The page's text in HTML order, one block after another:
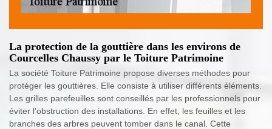
La protection de la gouttière dans les environs de
Courcelles Chaussy par le Toiture Patrimoine
La société Toiture Patrimoine propose diverses méthodes pour
protéger les gouttières. Elle consiste à utiliser différents éléments.
Les grilles parefeuilles sont conseillés par les professionnels pour
éviter l’obstruction des installations. En effet, les feuilles et les
branches des arbres peuvent tomber dans le canal. Cette